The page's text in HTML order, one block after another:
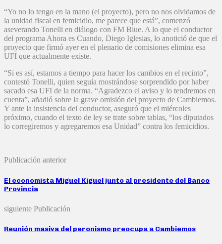
“Yo no lo tengo en la mano (el proyecto), pero no nos olvidamos de
la unidad fiscal en femicidio, me parece que está”, comenzó
aseverando Tonelli en diálogo con FM Blue. A lo que el conductor
del programa Ahora es Cuando, Diego Iglesias, lo anotició de que el
proyecto que firmó ayer en el plenario de comisiones elimina esa
UFI que actualmente existe.
“Si es así, estamos a tiempo para hacer los cambios en el recinto”,
contestó Tonelli, quien seguía mostrándose sorprendido por haber
sacado esa UFI de la norma. “Agradezco el aviso y lo tendremos en
cuenta”, añadió sobre la grave omisión del proyecto de Cambiemos.
Y ante la insistencia del conductor, aseguró que el miércoles
próximo, cuando el texto de ley se trate sobre tablas, “los diputados
lo corregiremos y agregaremos esa Unidad” contra los femicidios.
Publicación anterior
El economista Miguel Kiguel junto al presidente del Banco
Provincia
siguiente Publicación
Reunión masiva del peronismo preocupa a Cambiemos